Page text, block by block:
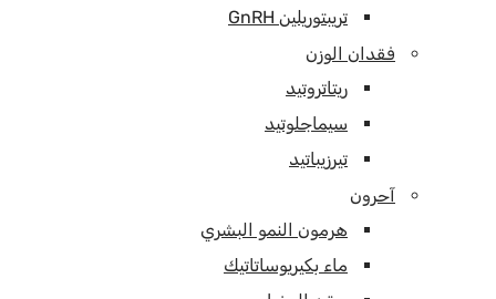
تريبتوريلين GnRH
فقدان الوزن
ريتاتروتيد
سيماجلوتيد
تيرزيباتيد
آحرون
هرمون النمو البشري
ماء بكيريوساتاتيك